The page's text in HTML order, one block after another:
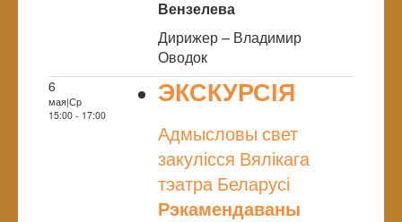
Вензелева
Дирижер – Владимир
Оводок
6
мая|Ср
15:00 - 17:00
ЭКСКУРСІЯ
Адмысловы свет
закулісся Вялікага
тэатра Беларусі
Рэкамендаваны